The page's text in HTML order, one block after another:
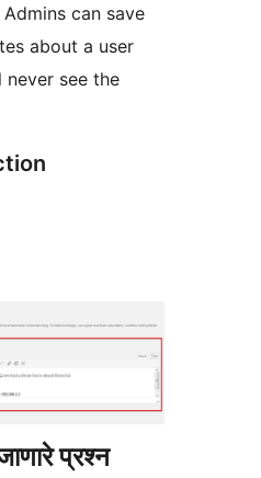
can save
about a user
never see the
प्रश्न